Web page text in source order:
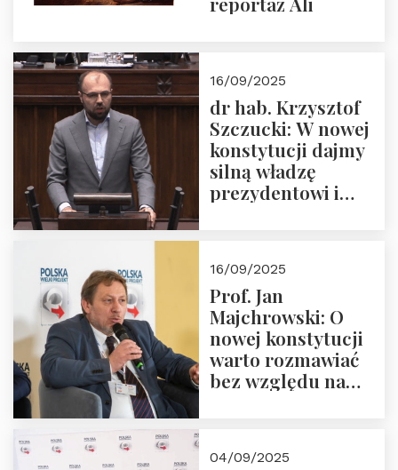
16/09/2025
dr hab. Krzysztof
Szczucki: W nowej
konstytucji dajmy
silną władzę
prezydentowi i
16/09/2025
Prof. Jan
Majchrowski: O
nowej konstytucji
warto rozmawiać
bez względu na
04/09/2025